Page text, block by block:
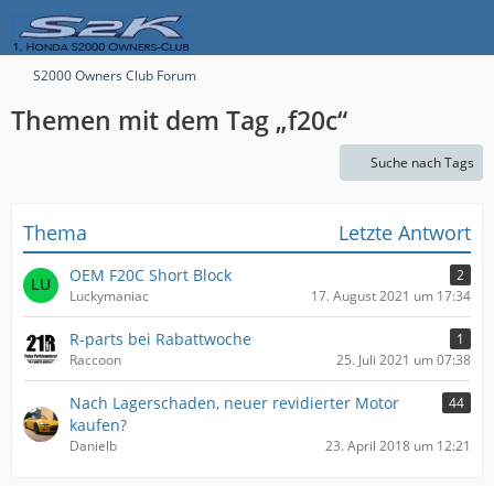
S2000 Owners Club Forum
Themen mit dem Tag „f20c“
Suche nach Tags
Thema Letzte Antwort
OEM F20C Short Block
2
Luckymaniac
17. August 2021 um 17:34
R-parts bei Rabattwoche
1
Raccoon
25. Juli 2021 um 07:38
Nach Lagerschaden, neuer revidierter Motor
kaufen?
44
Danielb 23. April 2018 um 12:21